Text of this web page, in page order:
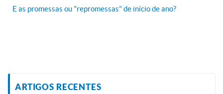
E as promessas ou "repromessas" de início de ano?
ARTIGOS RECENTES